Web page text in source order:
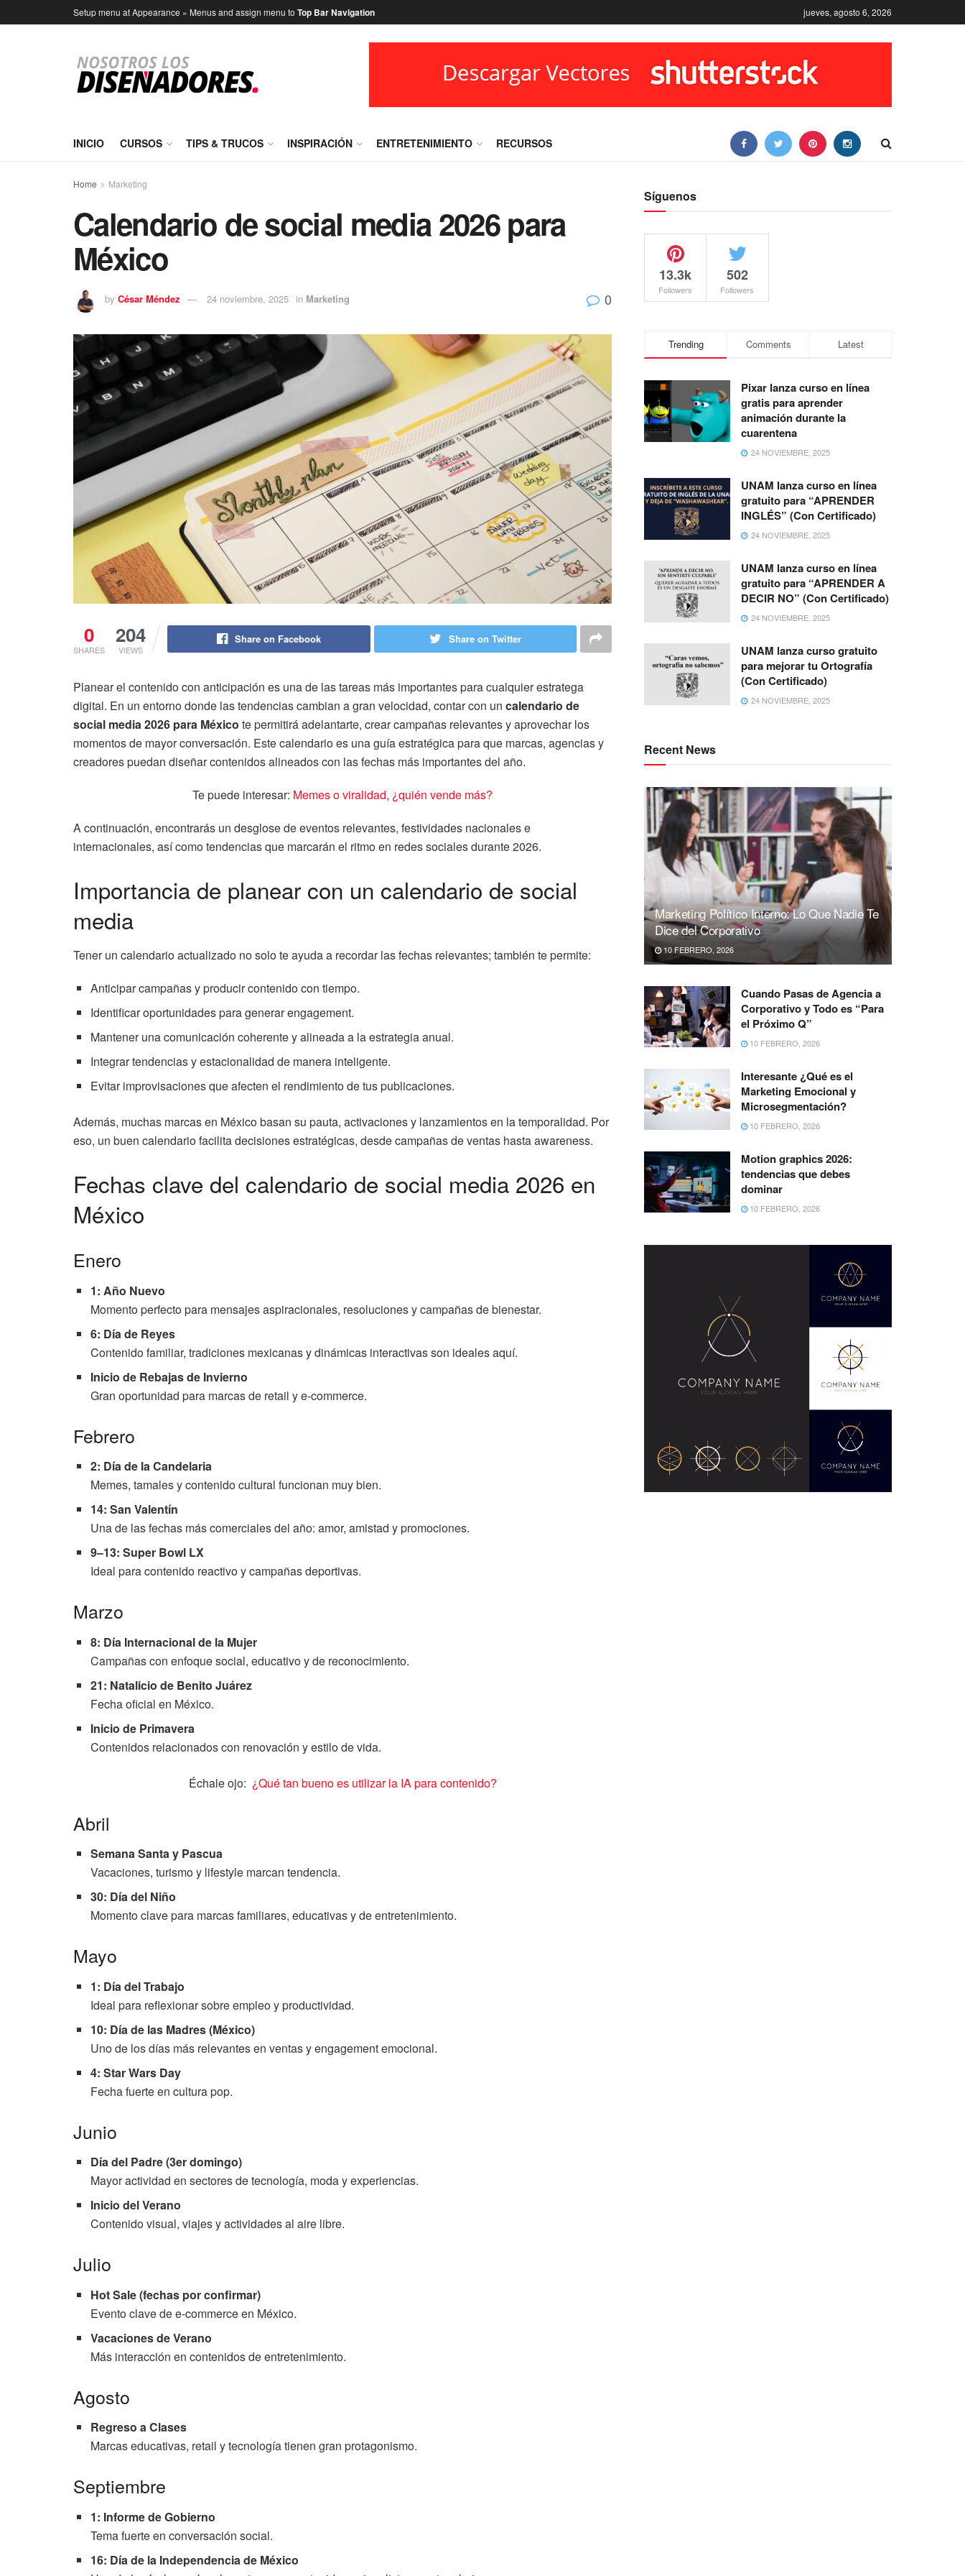
Setup menu at Appearance » Menus and assign menu to Top Bar Navigation jueves, agosto 6, 2026
INICIO CURSOS TIPS & TRUCOS INSPIRACIÓN ENTRETENIMIENTO RECURSOS
Home Marketing
Calendario de social media 2026 para
México
by César Méndez 24 noviembre, 2025 in Marketing 0
0
SHARES
204
VIEWS
Share on Facebook Share on Twitter
Planear el contenido con anticipación es una de las tareas más importantes para cualquier estratega
digital. En un entorno donde las tendencias cambian a gran velocidad, contar con un calendario de
social media 2026 para México te permitirá adelantarte, crear campañas relevantes y aprovechar los
momentos de mayor conversación. Este calendario es una guía estratégica para que marcas, agencias y
creadores puedan diseñar contenidos alineados con las fechas más importantes del año.
Te puede interesar: Memes o viralidad, ¿quién vende más?
A continuación, encontrarás un desglose de eventos relevantes, festividades nacionales e
internacionales, así como tendencias que marcarán el ritmo en redes sociales durante 2026.
Importancia de planear con un calendario de social
media
Tener un calendario actualizado no solo te ayuda a recordar las fechas relevantes; también te permite:
Anticipar campañas y producir contenido con tiempo.
Identificar oportunidades para generar engagement.
Mantener una comunicación coherente y alineada a la estrategia anual.
Integrar tendencias y estacionalidad de manera inteligente.
Evitar improvisaciones que afecten el rendimiento de tus publicaciones.
Además, muchas marcas en México basan su pauta, activaciones y lanzamientos en la temporalidad. Por
eso, un buen calendario facilita decisiones estratégicas, desde campañas de ventas hasta awareness.
Fechas clave del calendario de social media 2026 en
México
Enero
1: Año Nuevo
Momento perfecto para mensajes aspiracionales, resoluciones y campañas de bienestar.
6: Día de Reyes
Contenido familiar, tradiciones mexicanas y dinámicas interactivas son ideales aquí.
Inicio de Rebajas de Invierno
Gran oportunidad para marcas de retail y e-commerce.
Febrero
2: Día de la Candelaria
Memes, tamales y contenido cultural funcionan muy bien.
14: San Valentín
Una de las fechas más comerciales del año: amor, amistad y promociones.
9–13: Super Bowl LX
Ideal para contenido reactivo y campañas deportivas.
Marzo
8: Día Internacional de la Mujer
Campañas con enfoque social, educativo y de reconocimiento.
21: Natalicio de Benito Juárez
Fecha oficial en México.
Inicio de Primavera
Contenidos relacionados con renovación y estilo de vida.
Échale ojo: ¿Qué tan bueno es utilizar la IA para contenido?
Abril
Semana Santa y Pascua
Vacaciones, turismo y lifestyle marcan tendencia.
30: Día del Niño
Momento clave para marcas familiares, educativas y de entretenimiento.
Mayo
1: Día del Trabajo
Ideal para reflexionar sobre empleo y productividad.
10: Día de las Madres (México)
Uno de los días más relevantes en ventas y engagement emocional.
4: Star Wars Day
Fecha fuerte en cultura pop.
Junio
Día del Padre (3er domingo)
Mayor actividad en sectores de tecnología, moda y experiencias.
Inicio del Verano
Contenido visual, viajes y actividades al aire libre.
Julio
Hot Sale (fechas por confirmar)
Evento clave de e-commerce en México.
Vacaciones de Verano
Más interacción en contenidos de entretenimiento.
Agosto
Regreso a Clases
Marcas educativas, retail y tecnología tienen gran protagonismo.
Septiembre
1: Informe de Gobierno
Tema fuerte en conversación social.
16: Día de la Independencia de México
Síguenos
13.3k
Followers
502
Followers
Trending Comments Latest
Pixar lanza curso en línea
gratis para aprender
animación durante la
cuarentena
24 NOVIEMBRE, 2025
UNAM lanza curso en línea
gratuito para “APRENDER
INGLÉS” (Con Certificado)
24 NOVIEMBRE, 2025
UNAM lanza curso en línea
gratuito para “APRENDER A
DECIR NO” (Con Certificado)
24 NOVIEMBRE, 2025
UNAM lanza curso gratuito
para mejorar tu Ortografía
(Con Certificado)
24 NOVIEMBRE, 2025
Recent News
Marketing Político Interno: Lo Que Nadie Te
Dice del Corporativo
10 FEBRERO, 2026
Cuando Pasas de Agencia a
Corporativo y Todo es “Para
el Próximo Q”
10 FEBRERO, 2026
Interesante ¿Qué es el
Marketing Emocional y
Microsegmentación?
10 FEBRERO, 2026
Motion graphics 2026:
tendencias que debes
dominar
10 FEBRERO, 2026